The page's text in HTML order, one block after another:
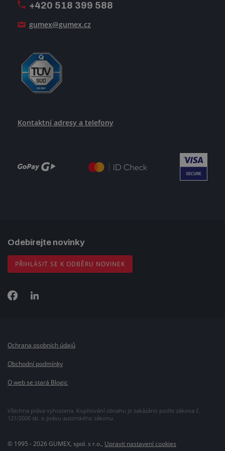
+420 518 399 588
gumex@gumex.cz
Kontaktní adresy a telefony
Odebírejte novinky
PŘIHLÁSIT SE K ODBĚRU NOVINEK
Všechna práva vyhrazena. Kopírování obsahu je zakázáno podle zákona č.
121/2000 sb. o právu autorského zákonu.
Ochrana osobních údajů
Obchodní podmínky
O web se stará Blogic
© 1995 - 2026 GUMEX, spol. s r.o., Upravit nastavení cookies